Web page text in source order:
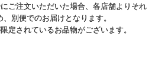
ご注文いただいた場合、各店舗よりそれ
別便でのお届けとなります。
定されているお品物がございます。